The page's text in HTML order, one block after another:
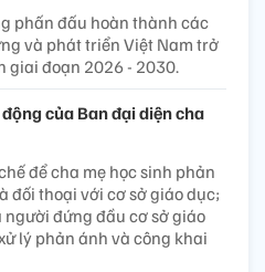
phấn đấu hoàn thành các
và phát triển Việt Nam trở
giai đoạn 2026 - 2030.
của Ban đại diện cha
để cha mẹ học sinh phản
đối thoại với cơ sở giáo dục;
đứng đầu cơ sở giáo
lý phản ánh và công khai